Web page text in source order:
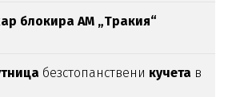
блокира АМ „Тракия“
безстопанствени кучета в